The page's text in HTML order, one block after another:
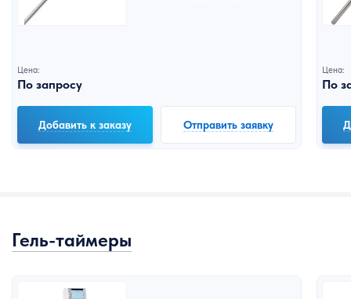
Цена:
По запросу
Добавить к заказу Отправить заявку
Цена:
По
Гель-таймеры